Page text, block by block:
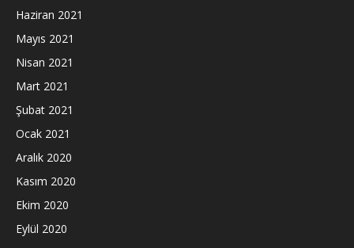
Haziran 2021
Mayıs 2021
Nisan 2021
Mart 2021
Şubat 2021
Ocak 2021
Aralık 2020
Kasım 2020
Ekim 2020
Eylül 2020